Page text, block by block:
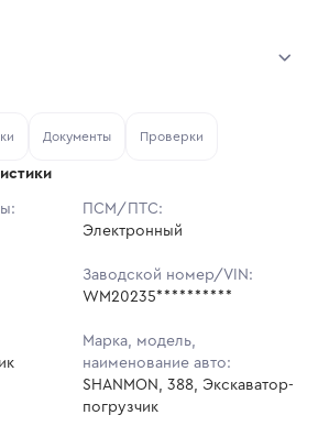
Открытые торги
26 990 ₽
Ставок не найдено
в аукционах
Документы Проверки
ПСМ/ПТС:
Электронный
Заводской номер/VIN:
WM20235**********
Марка, модель,
наименование авто:
SHANMON, 388, Экскаватор-
погрузчик